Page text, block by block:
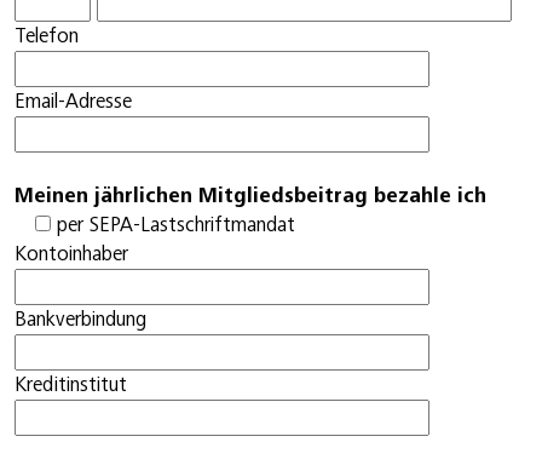
Telefon
Email-Adresse
Meinen jährlichen Mitgliedsbeitrag bezahle ich
per SEPA-Lastschriftmandat
Kontoinhaber
Bankverbindung
Kreditinstitut